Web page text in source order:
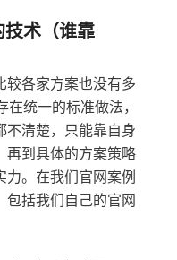
术（谁靠
较各家方案也没有多
统一的标准做法，
不清楚，只能靠自身
再到具体的方案策略
力。在我们官网案例
包括我们自己的官网